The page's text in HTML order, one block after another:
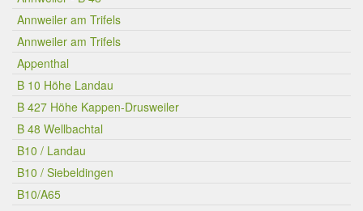
Annweiler am Trifels
Annweiler am Trifels
Appenthal
B 10 Höhe Landau
B 427 Höhe Kappen-Drusweiler
B 48 Wellbachtal
B10 / Landau
B10 / Siebeldingen
B10/A65